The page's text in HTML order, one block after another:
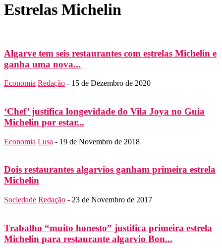
Estrelas Michelin
Algarve tem seis restaurantes com estrelas Michelin e
ganha uma nova...
Economia Redação - 15 de Dezembro de 2020
‘Chef’ justifica longevidade do Vila Joya no Guia
Michelin por estar...
Economia Lusa - 19 de Novembro de 2018
Dois restaurantes algarvios ganham primeira estrela
Michelin
Sociedade Redação - 23 de Novembro de 2017
Trabalho “muito honesto” justifica primeira estrela
Michelin para restaurante algarvio Bon...